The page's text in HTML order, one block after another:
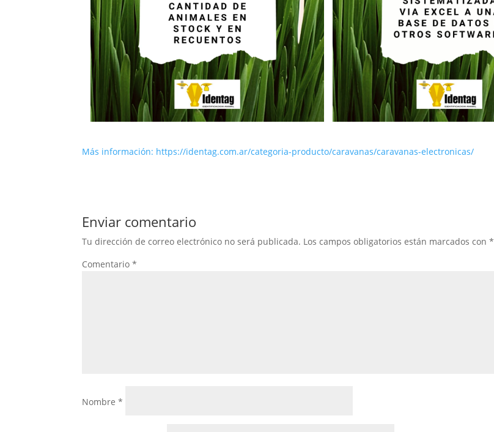
Más información: https://identag.com.ar/categoria-producto/caravanas/caravanas-electronicas/
Enviar comentario
Tu dirección de correo electrónico no será publicada. Los campos obligatorios están marcados con*
Comentario*
Nombre*